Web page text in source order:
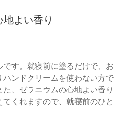
よい香り
す。就寝前に塗るだけで、お
ンドクリームを使わない方で
、ゼラニウムの心地よい香り
くれますので、就寝前のひと